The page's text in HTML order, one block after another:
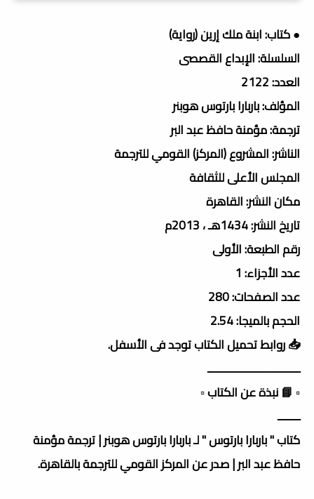
● كتاب: ابنة ملك إرين (رواية)
السلسلة: الإبداع القصصى
العدد: 2122
المؤلف: باربارا بارتوس ھوبنر
ترجمة: مؤمنة حافظ عبد البر
الناشر: المشروع (المركز) القومي للترجمة
المجلس الأعلى للثقافة
مكان النشر: القاهرة
تاريخ النشر: 1434هـ ، 2013م
رقم الطبعة: الأولى
عدد الأجزاء: 1
عدد الصفحات: 280
الحجم بالميجا: 2.54
📥 روابط تحميل الكتاب توجد فى الأسفل.
ـــــــــــــــــــــــــــــــــ
▫️ 📘 نبذة عن الكتاب ▫️
ــــــــ
كتاب " باربارا بارتوس " لـ باربارا بارتوس ھوبنر | ترجمة مؤمنة
حافظ عبد البر | صدر عن المركز القومي للترجمة بالقاهرة.